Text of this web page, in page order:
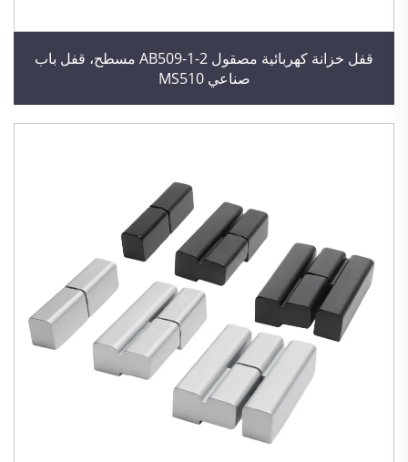
قفل خزانة كهربائية مصقول AB509-1-2 مسطح، قفل باب
صناعي MS510